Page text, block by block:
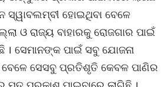
ସ୍ୱାବଲମ୍ବୀ ହୋଇଥିବା ବେଳେ
ଓ ରାଜ୍ୟ ବାହାରକୁ ରୋଜଗାର ପାଇଁ
। ସେମାନଙ୍କ ପାଇଁ ସବୁ ଯୋଜନା
ସେସବୁ ପ୍ରତିଶୃତି କେବଳ ପାଣିର